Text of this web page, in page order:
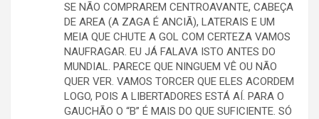
SE NÃO COMPRAREM CENTROAVANTE, CABEÇA
DE AREA (A ZAGA É ANCIÃ), LATERAIS E UM
MEIA QUE CHUTE A GOL COM CERTEZA VAMOS
NAUFRAGAR. EU JÁ FALAVA ISTO ANTES DO
MUNDIAL. PARECE QUE NINGUEM VÊ OU NÃO
QUER VER. VAMOS TORCER QUE ELES ACORDEM
LOGO, POIS A LIBERTADORES ESTÁ AÍ. PARA O
GAUCHÃO O “B” É MAIS DO QUE SUFICIENTE. SÓ